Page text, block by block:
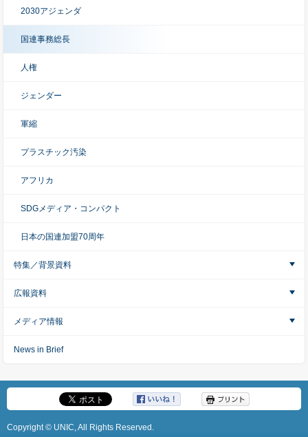
2030アジェンダ
国連事務総長
人権
ジェンダー
軍縮
プラスチック汚染
アフリカ
SDGメディア・コンパクト
日本の国連加盟70周年
特集／背景資料
広報資料
メディア情報
News in Brief
Copyright © UNIC, All Rights Reserved.